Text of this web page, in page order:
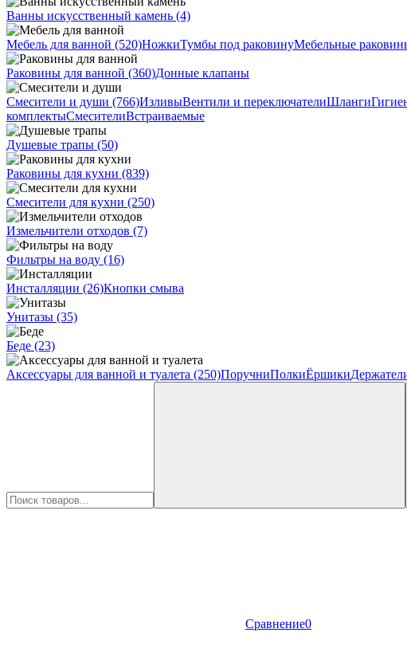
Ванны искусственный камень (4)
Мебель для ванной (520)НожкиТумбы под раковинуМебельные
Раковины для ванной (360)Донные клапаны
Смесители и души (766)ИзливыВентили и переключателиШланги
комплектыСмесителиВстраиваемые
Душевые трапы (50)
Раковины для кухни (839)
Смесители для кухни (250)
Измельчители отходов (7)
Фильтры на воду (16)
Инсталляции (26)Кнопки смыва
Унитазы (35)
Беде (23)
Аксессуары для ванной и туалета (250)ПоручниПолкиЁршики
Сравнение0